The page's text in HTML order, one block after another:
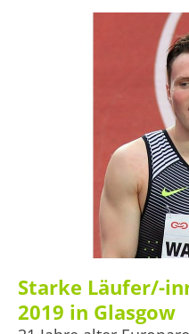
Anlass, das ohnehin
weiterhin misstrauisch zu
Starke Läufer/-
2019 in Glasgow